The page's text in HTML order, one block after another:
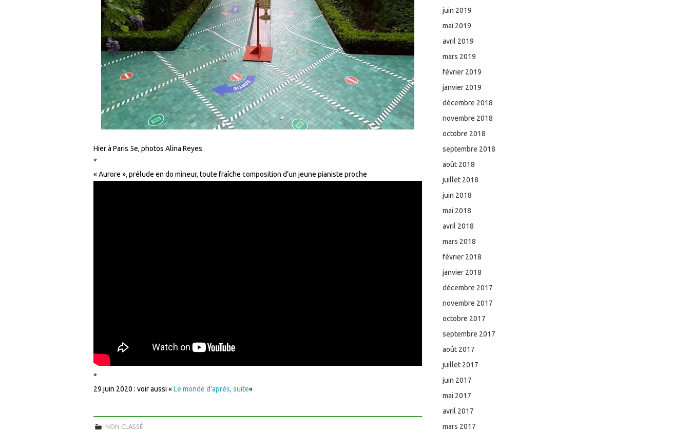
Hier à Paris 5e, photos Alina Reyes
*
« Aurore », prélude en do mineur, toute fraîche composition d’un jeune pianiste proche
*
29 juin 2020 : voir aussi «Le monde d’après, suite«
NON CLASSÉ
juin 2019
mai 2019
avril 2019
mars 2019
février 2019
janvier 2019
décembre 2018
novembre 2018
octobre 2018
septembre 2018
août 2018
juillet 2018
juin 2018
mai 2018
avril 2018
mars 2018
février 2018
janvier 2018
décembre 2017
novembre 2017
octobre 2017
septembre 2017
août 2017
juillet 2017
juin 2017
mai 2017
avril 2017
mars 2017